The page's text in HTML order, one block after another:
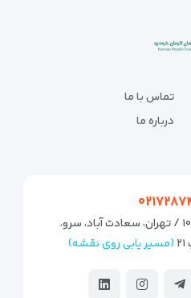
تماس با ما
درباره ما
تهران، ولی عصر، عاطفی، پ ۱۰۰ / تهران، سعادت آباد، سرو،
(مسیر یابی روی نقشه)